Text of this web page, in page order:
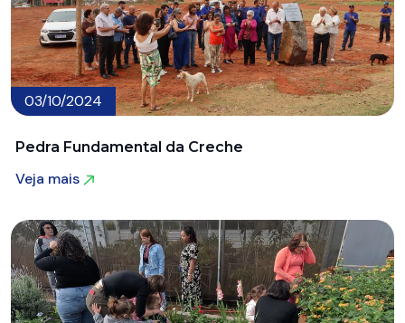
03/10/2024
Pedra Fundamental da Creche
Veja mais